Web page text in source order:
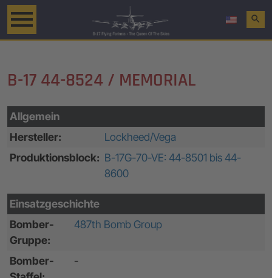
search
B-17 44-8524 / MEMORIAL
Allgemein
Hersteller:
Lockheed/Vega
Produktionsblock: B-17G-70-VE: 44-8501 bis 44-
8600
Einsatzgeschichte
Bomber-
Gruppe:
487th Bomb Group
Bomber-
-